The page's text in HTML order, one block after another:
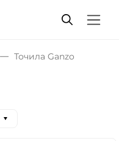
Точила Ganzo
спочатку